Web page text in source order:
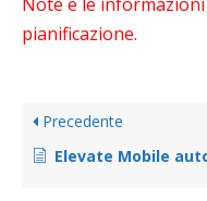
pianificazione.
Precedente
Elevate Mobile